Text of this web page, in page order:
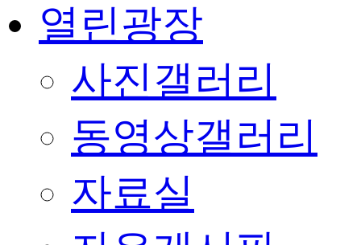
열린광장
사진갤러리
동영상갤러리
자료실